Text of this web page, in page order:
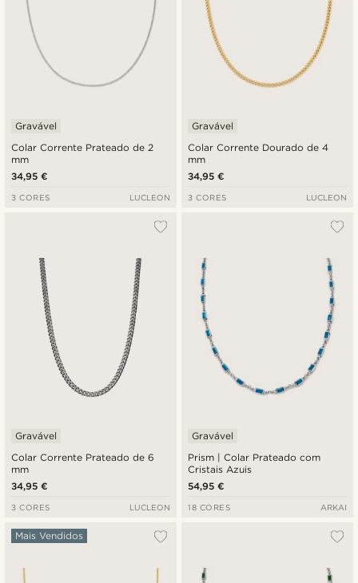
Colar Corrente Prateado de 2
mm
Gravável
34,95 €
3 CORES LUCLEON
Colar Corrente Dourado de 4
mm
Gravável
34,95 €
3 CORES LUCLEON
Colar Corrente Prateado de 6
mm
Gravável
34,95 €
3 CORES LUCLEON
Prism | Colar Prateado com
Cristais Azuis
Gravável
54,95 €
18 CORES ARKAI
Mais Vendidos